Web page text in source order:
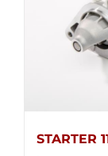
STARTER